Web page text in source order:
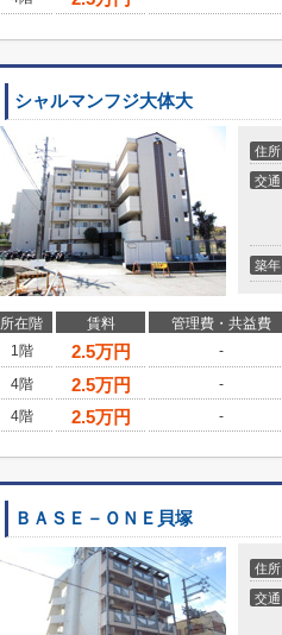
シャルマンフジ大体大
住所
交通
築年
所在階 賃料 管理費・共益費
1階
2.5万円 -
4階
2.5万円 -
4階
2.5万円 -
ＢＡＳＥ－ＯＮＥ貝塚
住所
交通